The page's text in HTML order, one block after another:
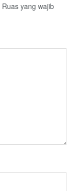
Ruas yang wajib